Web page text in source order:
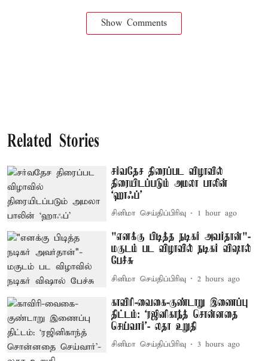
Show Comments
Related Stories
சர்வதேச திரைப்பட விழாவில்
திரையிடப்படும் அமலா பாலின்
‘ஹாஃப்’
சினிமா செய்திப்பிரிவு 1 hour ago
"எனக்கு பிடித்த நடிகர் அவர்தான்"-
மகுடம் பட விழாவில் நடிகர் விஷால்
பேச்சு
சினிமா செய்திப்பிரிவு 2 hours ago
காவிரி-வைகை-குண்டாறு இணைப்பு
திட்டம்: ‘ரஜினிகாந்த் சொன்னதை
செய்வார்’- லதா உறுதி
சினிமா செய்திப்பிரிவு 3 hours ago